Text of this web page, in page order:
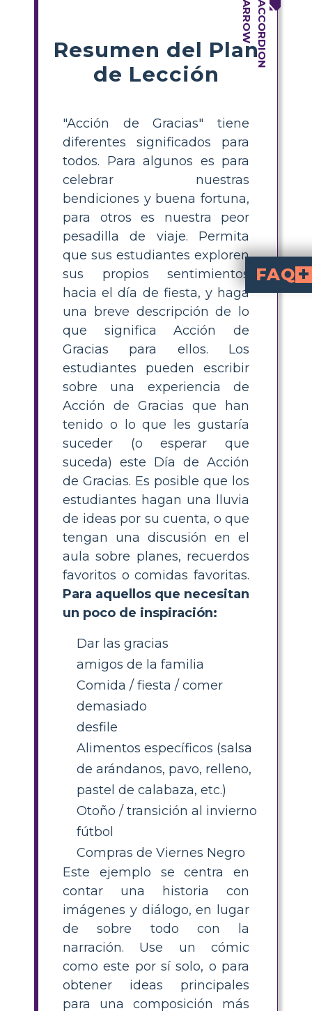
Resumen del Plan
de Lección
"Acción de Gracias" tiene
diferentes significados para
todos. Para algunos es para
celebrar nuestras
bendiciones y buena fortuna,
para otros es nuestra peor
pesadilla de viaje. Permita
que sus estudiantes exploren
sus propios sentimientos
hacia el día de fiesta, y haga
una breve descripción de lo
que significa Acción de
Gracias para ellos. Los
estudiantes pueden escribir
sobre una experiencia de
Acción de Gracias que han
tenido o lo que les gustaría
suceder (o esperar que
suceda) este Día de Acción
de Gracias. Es posible que los
estudiantes hagan una lluvia
de ideas por su cuenta, o que
tengan una discusión en el
aula sobre planes, recuerdos
favoritos o comidas favoritas.
Para aquellos que necesitan
un poco de inspiración:
Dar las gracias
amigos de la familia
Comida / fiesta / comer
demasiado
desfile
Alimentos específicos (salsa
de arándanos, pavo, relleno,
pastel de calabaza, etc.)
Otoño / transición al invierno
fútbol
Compras de Viernes Negro
Este ejemplo se centra en
contar una historia con
imágenes y diálogo, en lugar
de sobre todo con la
narración. Use un cómic
como este por sí solo, o para
obtener ideas principales
para una composición más
FAQ